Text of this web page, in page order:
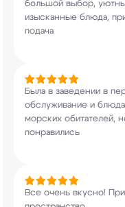
большой выбор,
изысканные блюда,
подача
Была в заведении в
обслуживание и
морских обитателей,
понравились
Все очень вкусно!